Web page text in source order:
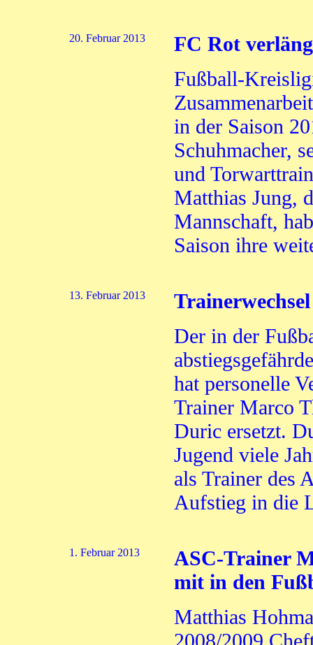
20. Februar 2013
FC Rot
Fußball-
in der Saison
Schuhmacher,
und
Matthias Jung,
Mannschaft,
Saison ihre
13. Februar 2013
Der in der
hat personelle
Trainer Marco
Duric ersetzt.
Jugend viele
als Trainer des
Aufstieg in die
1. Februar 2013
ASC-Trainer
mit in den
Matthias